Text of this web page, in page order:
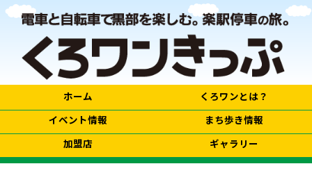
ホーム
くろワンとは？
イベント情報
まち歩き情報
加盟店
ギャラリー